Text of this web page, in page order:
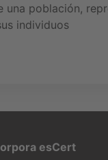
una población,
individuos
esCert